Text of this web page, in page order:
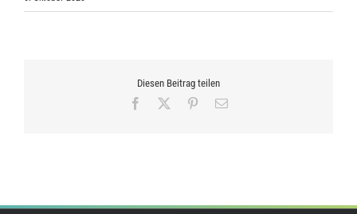
Diesen Beitrag teilen
Facebook Pinterest
E-